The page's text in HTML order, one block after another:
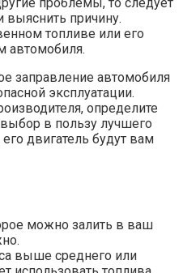
выяснить причину.
топливе или его
автомобиля.
заправление автомобиля
эксплуатации.
определите
в пользу лучшего
двигатель будут вам
можно залить в ваш
выше среднего или